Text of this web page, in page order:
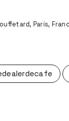
Paris,